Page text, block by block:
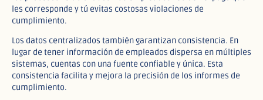
les corresponde y tú evitas costosas violaciones de
cumplimiento.​
Los datos centralizados también garantizan consistencia. En
lugar de tener información de empleados dispersa en múltiples
sistemas, cuentas con una fuente confiable y única. Esta
consistencia facilita y mejora la precisión de los informes de
cumplimiento.​